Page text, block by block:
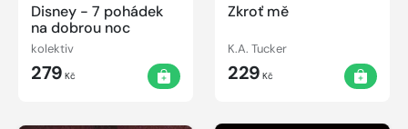
Disney - 7 pohádek
na dobrou noc
kolektiv
279 Kč
Zkroť mě
K.A. Tucker
229 Kč